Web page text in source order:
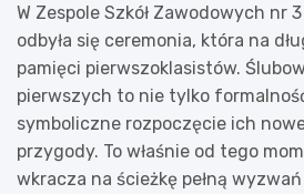
W Zespole Szkół Zawodowych nr
odbyła się ceremonia, która na
pamięci pierwszoklasistów.
pierwszych to nie tylko
symboliczne rozpoczęcie ich
przygody. To właśnie od tego
wkracza na ścieżkę pełną